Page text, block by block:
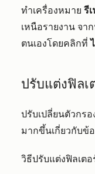
ทำเครื่องหมาย รี
เหนือรายงาน จา
ตนเองโดยคลิกที่
ปรับแต่งฟิลเ
ปรับเปลี่ยนตัวกรอ
มากขึ้นเกี่ยวกับข้
วิธีปรับแต่งฟิลเตอ